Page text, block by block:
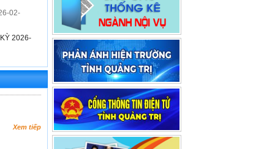
02-
2026-
Xem tiếp